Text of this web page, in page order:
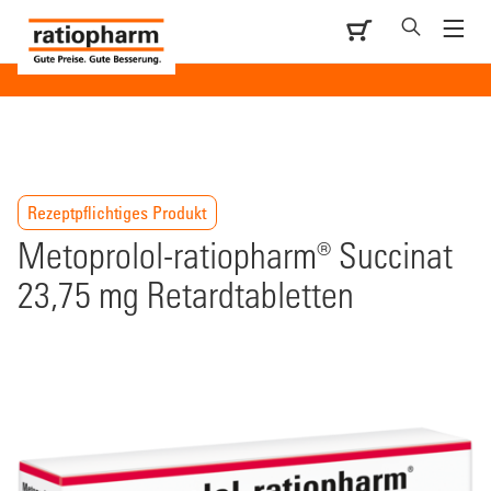
Rezeptpflichtiges Produkt
Metoprolol-ratiopharm® Succinat
23,75 mg Retardtabletten